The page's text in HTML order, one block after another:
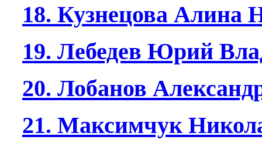
18. Кузнецова Алина
19. Лебедев Юрий
20. Лобанов
21. Максимчук